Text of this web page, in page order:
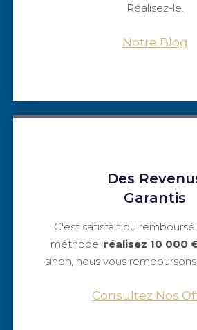
Réalisez-le.
Notre Blog
Des
Garantis
C'est satisfait ou
méthode, réalisez 10 000
sinon, nous vous
Consultez Nos